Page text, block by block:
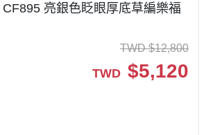
亮銀色眨眼厚底草編樂福
TWD $12,800
TWD $5,120